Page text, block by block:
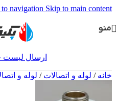
navigation Skip to main content
منو
ارسال لیست
خانه/ لوله و اتصالات/ لوله و